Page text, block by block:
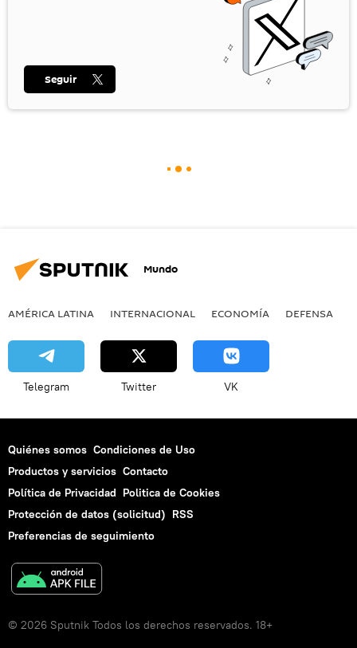
Seguir
Mundo
AMÉRICA LATINA INTERNACIONAL ECONOMÍA DEFENSA
Telegram Twitter VK
Quiénes somos Condiciones de Uso
Productos y servicios Contacto
Política de Privacidad Politica de Cookies
Protección de datos (solicitud) RSS
Preferencias de seguimiento
© 2026 Sputnik Todos los derechos reservados. 18+